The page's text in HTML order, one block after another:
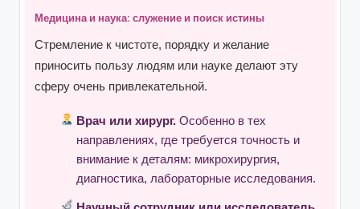
Медицина и наука: служение и поиск истины
Стремление к чистоте, порядку и желание
приносить пользу людям или науке делают эту
сферу очень привлекательной.
Врач или хирург. Особенно в тех
направлениях, где требуется точность и
внимание к деталям: микрохирургия,
диагностика, лабораторные исследования.